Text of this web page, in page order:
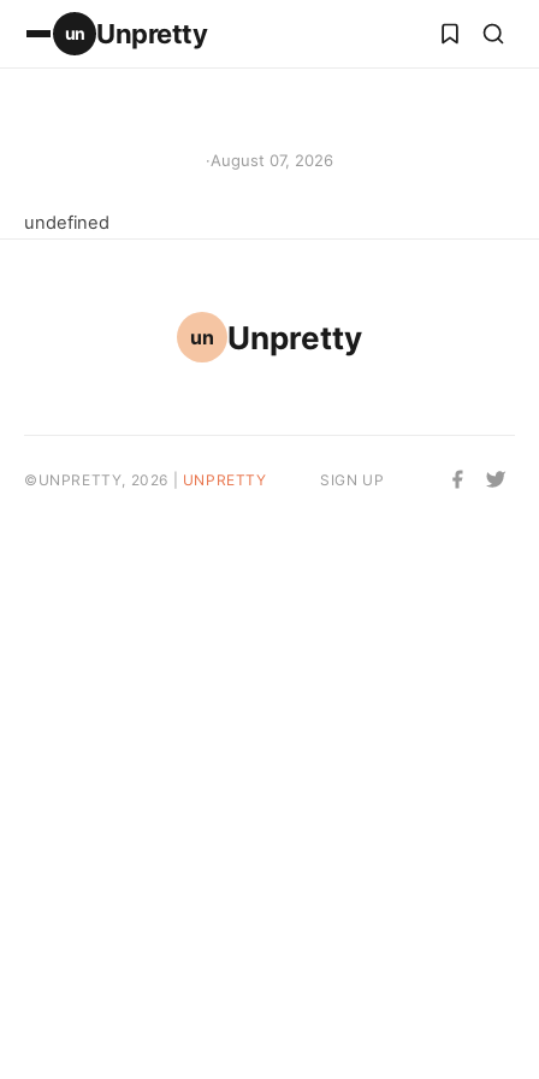
un Unpretty
·August 07, 2026
undefined
un Unpretty
©UNPRETTY, 2026 | UNPRETTY SIGN UP